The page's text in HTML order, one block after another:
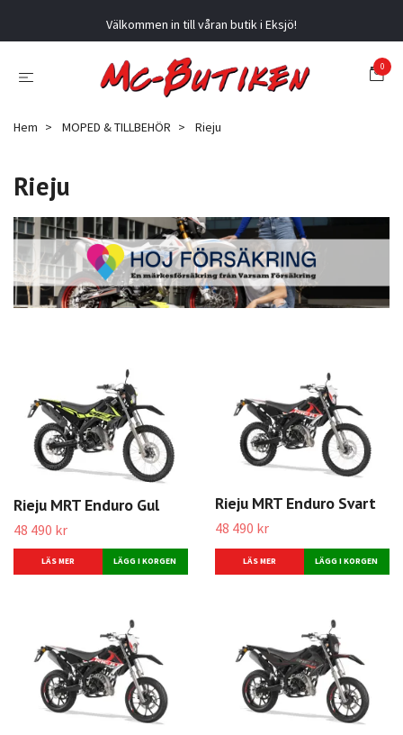
Välkommen in till våran butik i Eksjö!
0
Hem MOPED & TILLBEHÖR Rieju
Rieju
Rieju MRT Enduro Gul
48 490 kr
LÄS MER
Rieju MRT Enduro Svart
48 490 kr
LÄS MER